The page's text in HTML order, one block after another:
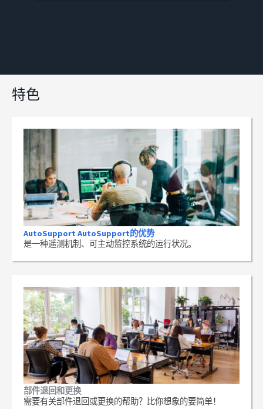
特色
AutoSupport AutoSupport的优势
是一种遥测机制、可主动监控系统的运行状况。
部件退回和更换
需要有关部件退回或更换的帮助？比你想象的要简单！